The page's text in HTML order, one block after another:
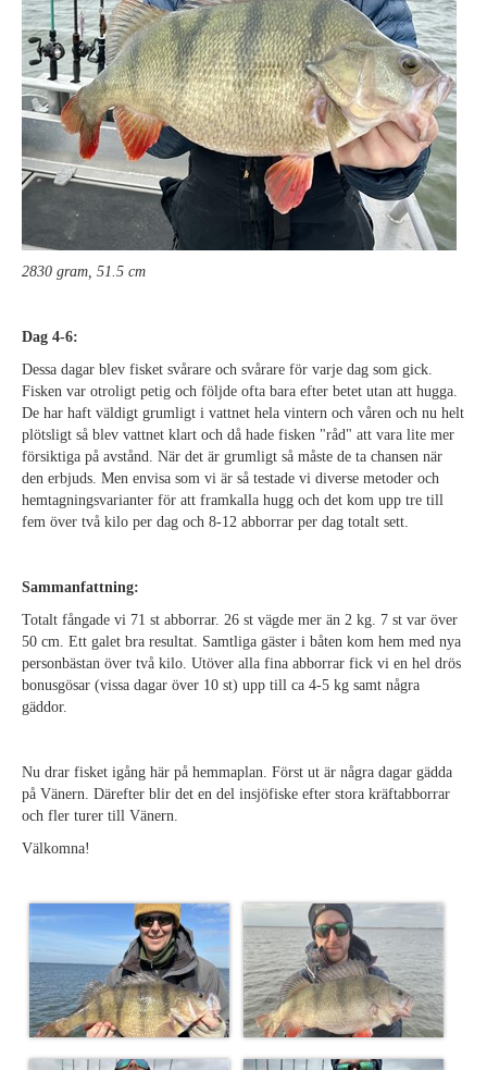
2830 gram, 51.5 cm
Dag 4-6:
Dessa dagar blev fisket svårare och svårare för varje dag som gick.
Fisken var otroligt petig och följde ofta bara efter betet utan att hugga.
De har haft väldigt grumligt i vattnet hela vintern och våren och nu helt
plötsligt så blev vattnet klart och då hade fisken "råd" att vara lite mer
försiktiga på avstånd. När det är grumligt så måste de ta chansen när
den erbjuds. Men envisa som vi är så testade vi diverse metoder och
hemtagningsvarianter för att framkalla hugg och det kom upp tre till
fem över två kilo per dag och 8-12 abborrar per dag totalt sett.
Sammanfattning:
Totalt fångade vi 71 st abborrar. 26 st vägde mer än 2 kg. 7 st var över
50 cm. Ett galet bra resultat. Samtliga gäster i båten kom hem med nya
personbästan över två kilo. Utöver alla fina abborrar fick vi en hel drös
bonusgösar (vissa dagar över 10 st) upp till ca 4-5 kg samt några
gäddor.
Nu drar fisket igång här på hemmaplan. Först ut är några dagar gädda
på Vänern. Därefter blir det en del insjöfiske efter stora kräftabborrar
och fler turer till Vänern.
Välkomna!